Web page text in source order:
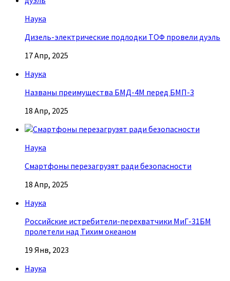
Наука
Дизель-электрические подлодки ТОФ провели дуэль
17 Апр, 2025
Наука
Названы преимущества БМД-4М перед БМП-3
18 Апр, 2025
Наука
Смартфоны перезагрузят ради безопасности
18 Апр, 2025
Наука
Российские истребители-перехватчики МиГ-31БМ
пролетели над Тихим океаном
19 Янв, 2023
Наука